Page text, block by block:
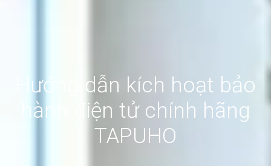
Hướng dẫn kích hoạt bảo
hành điện tử chính hãng
TAPUHO